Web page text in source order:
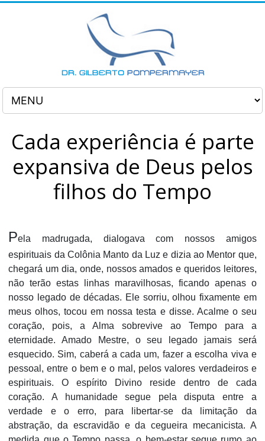
Cada experiência é parte
expansiva de Deus pelos
filhos do Tempo
Pela madrugada, dialogava com nossos amigos
espirituais da Colônia Manto da Luz e dizia ao Mentor que,
chegará um dia, onde, nossos amados e queridos leitores,
não terão estas linhas maravilhosas, ficando apenas o
nosso legado de décadas. Ele sorriu, olhou fixamente em
meus olhos, tocou em nossa testa e disse. Acalme o seu
coração, pois, a Alma sobrevive ao Tempo para a
eternidade. Amado Mestre, o seu legado jamais será
esquecido. Sim, caberá a cada um, fazer a escolha viva e
pessoal, entre o bem e o mal, pelos valores verdadeiros e
espirituais. O espírito Divino reside dentro de cada
coração. A humanidade segue pela disputa entre a
verdade e o erro, para libertar-se da limitação da
abstração, da escravidão e da cegueira mecanicista. A